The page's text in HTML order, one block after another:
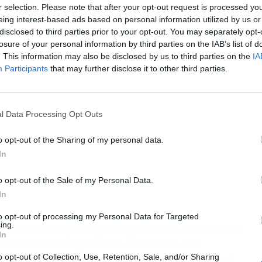
selection. Please note that after your opt-out request is processed
interest-based ads based on personal information utilized by us
to third parties prior to your opt-out. You may separately
of your personal information by third parties on the IAB’s list of
This information may also be disclosed by us to third parties on the
Participants that may further disclose it to other third parties.
Data Processing Opt Outs
opt-out of the Sharing of my personal data.
opt-out of the Sale of my Personal Data.
opt-out of processing my Personal Data for Targeted
opt-out of Collection, Use, Retention, Sale, and/or Sharing
la estrategia de participación en eventos con
clientes y aliados.
fresca e innovadora por medio de unstand